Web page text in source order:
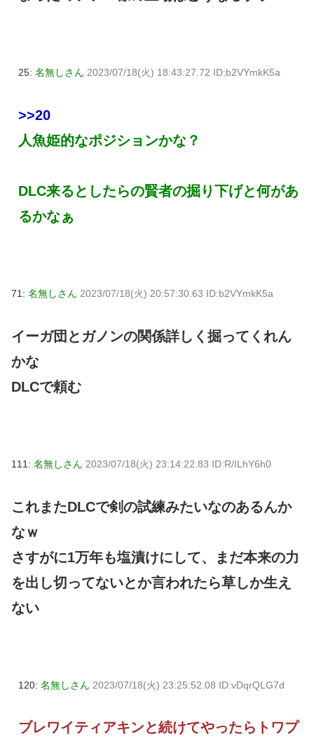
25: 名無しさん 2023/07/18(火) 18:43:27.72 ID:b2VYmkK5a
>>20
人魚姫的なポジションかな？
DLC来るとしたらの賢者の掘り下げと何があ
るかなぁ
71: 名無しさん 2023/07/18(火) 20:57:30.63 ID:b2VYmkK5a
イーガ団とガノンの関係詳しく掘ってくれん
かな
DLCで頼む
111: 名無しさん 2023/07/18(火) 23:14:22.83 ID:R/ILhY6h0
これまたDLCで剣の試練みたいなのあるんか
なｗ
さすがに1万年も塩漬けにして、まだ本来の力
を出し切ってないとか言われたら草しか生え
ない
120: 名無しさん 2023/07/18(火) 23:25:52.08 ID:vDqrQLG7d
ブレワイティアキンと続けてやったらトワプ